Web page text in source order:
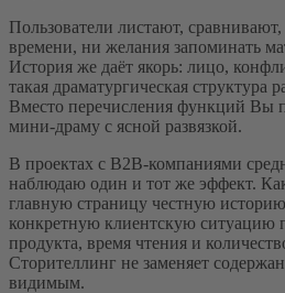
Пользователи листают,
времени, ни желания запоминать
История же даёт якорь: лицо,
такая драматургическая структура
Вместо перечисления функций Вы
мини-драму с ясной развязкой.
В проектах с B2B-компаниями
наблюдаю один и тот же эффект.
главную страницу честную
конкретную клиентскую ситуацию
продукта, время чтения и
Сторителлинг не заменяет
видимым.